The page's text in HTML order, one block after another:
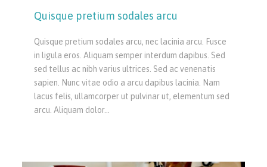
Quisque pretium sodales arcu
Quisque pretium sodales arcu, nec lacinia arcu. Fusce
in ligula eros. Aliquam semper interdum dapibus. Sed
sed tellus ac nibh varius ultrices. Sed ac venenatis
sapien. Nunc vitae odio a arcu dapibus lacinia. Nam
lacus felis, ullamcorper ut pulvinar ut, elementum sed
arcu. Aliquam dolor…